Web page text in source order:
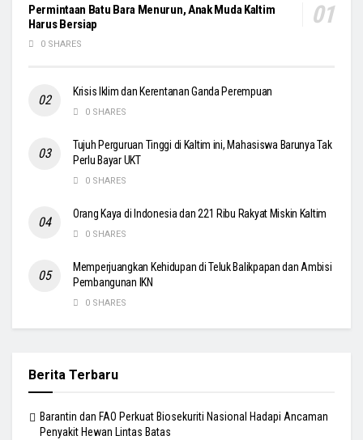
Permintaan Batu Bara Menurun, Anak Muda Kaltim
Harus Bersiap
0 SHARES
Krisis Iklim dan Kerentanan Ganda Perempuan
0 SHARES
Tujuh Perguruan Tinggi di Kaltim ini, Mahasiswa Barunya Tak
Perlu Bayar UKT
0 SHARES
Orang Kaya di Indonesia dan 221 Ribu Rakyat Miskin Kaltim
0 SHARES
Memperjuangkan Kehidupan di Teluk Balikpapan dan Ambisi
Pembangunan IKN
0 SHARES
Berita Terbaru
Barantin dan FAO Perkuat Biosekuriti Nasional Hadapi Ancaman
Penyakit Hewan Lintas Batas